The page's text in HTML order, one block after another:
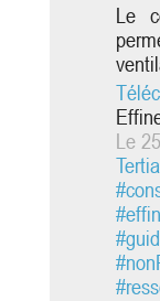
Le
NF
767.
sont
des
sur
Le